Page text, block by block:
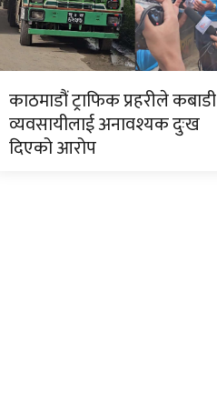
काठमाडौं ट्राफिक प्रहरीले कबाडी
व्यवसायीलाई अनावश्यक दुःख
दिएको आरोप